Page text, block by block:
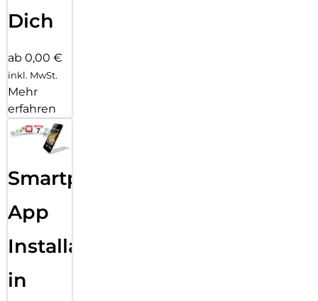
Dich
ab 0,00 €
inkl. MwSt.
Mehr
erfahren
Smartphone
App
Installation
in